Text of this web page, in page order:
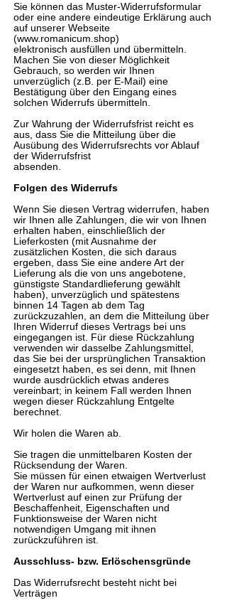
Sie können das Muster-Widerrufsformular
oder eine andere eindeutige Erklärung auch
auf unserer Webseite
(www.romanicum.shop)
elektronisch ausfüllen und übermitteln.
Machen Sie von dieser Möglichkeit
Gebrauch, so werden wir Ihnen
unverzüglich (z.B. per E-Mail) eine
Bestätigung über den Eingang eines
solchen Widerrufs übermitteln.
Zur Wahrung der Widerrufsfrist reicht es
aus, dass Sie die Mitteilung über die
Ausübung des Widerrufsrechts vor Ablauf
der Widerrufsfrist
absenden.
Folgen des Widerrufs
Wenn Sie diesen Vertrag widerrufen, haben
wir Ihnen alle Zahlungen, die wir von Ihnen
erhalten haben, einschließlich der
Lieferkosten (mit Ausnahme der
zusätzlichen Kosten, die sich daraus
ergeben, dass Sie eine andere Art der
Lieferung als die von uns angebotene,
günstigste Standardlieferung gewählt
haben), unverzüglich und spätestens
binnen 14 Tagen ab dem Tag
zurückzuzahlen, an dem die Mitteilung über
Ihren Widerruf dieses Vertrags bei uns
eingegangen ist. Für diese Rückzahlung
verwenden wir dasselbe Zahlungsmittel,
das Sie bei der ursprünglichen Transaktion
eingesetzt haben, es sei denn, mit Ihnen
wurde ausdrücklich etwas anderes
vereinbart; in keinem Fall werden Ihnen
wegen dieser Rückzahlung Entgelte
berechnet.
Wir holen die Waren ab.
Sie tragen die unmittelbaren Kosten der
Rücksendung der Waren.
Sie müssen für einen etwaigen Wertverlust
der Waren nur aufkommen, wenn dieser
Wertverlust auf einen zur Prüfung der
Beschaffenheit, Eigenschaften und
Funktionsweise der Waren nicht
notwendigen Umgang mit ihnen
zurückzuführen ist.
Ausschluss- bzw. Erlöschensgründe
Das Widerrufsrecht besteht nicht bei
Verträgen